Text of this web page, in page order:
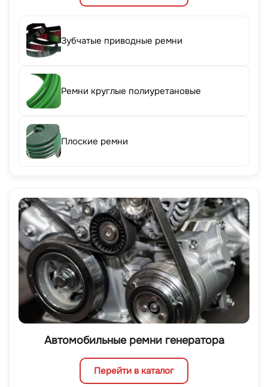
Зубчатые приводные ремни
Ремни круглые полиуретановые
Плоские ремни
Автомобильные ремни генератора
Перейти в каталог